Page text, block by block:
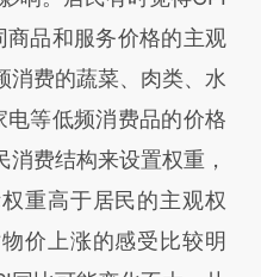
品和服务价格的主观
消费的蔬菜、肉类、水
等低频消费品的价格
费结构来设置权重，
重高于居民的主观权
价上涨的感受比较明